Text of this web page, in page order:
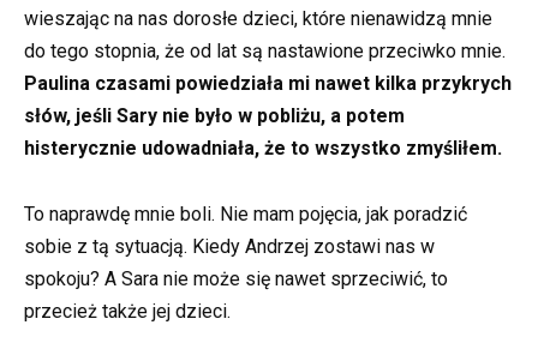
wieszając na nas dorosłe dzieci, które nienawidzą mnie
do tego stopnia, że od lat są nastawione przeciwko mnie.
Paulina czasami powiedziała mi nawet kilka przykrych
słów, jeśli Sary nie było w pobliżu, a potem
histerycznie udowadniała, że to wszystko zmyśliłem.
To naprawdę mnie boli. Nie mam pojęcia, jak poradzić
sobie z tą sytuacją. Kiedy Andrzej zostawi nas w
spokoju? A Sara nie może się nawet sprzeciwić, to
przecież także jej dzieci.